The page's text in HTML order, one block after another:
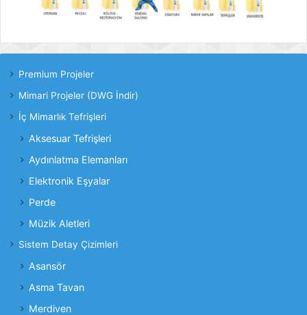
Premium Projeler
Mimari Projeler (DWG İndir)
İç Mimarlık Tefrişleri
Aksesuar Tefrişleri
Aydınlatma Elemanları
Elektronik Eşyalar
Perde
Müzik Aletleri
Sistem Detay Çizimleri
Asansör
Asma Tavan
Merdiven